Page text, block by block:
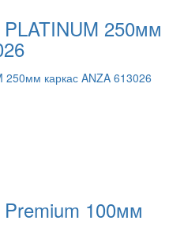
250мм
100мм